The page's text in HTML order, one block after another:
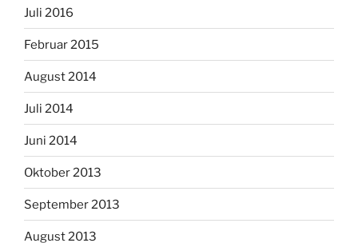
Juli 2016
Februar 2015
August 2014
Juli 2014
Juni 2014
Oktober 2013
September 2013
August 2013